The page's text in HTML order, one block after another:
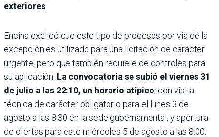
exteriores
Encina explicó que este tipo de procesos por vía de la
excepción es utilizado para una licitación de carácter
urgente, pero que también requiere de controles para
su aplicación. La convocatoria se subió el viernes 31
de julio a las 22:10, un horario atípico; con visita
técnica de carác­ter obligatorio para el lunes 3 de
agosto a las 8:30 en la sede gubernamental, y apertura
de ofertas para este miérco­les 5 de agosto a las 8:00.